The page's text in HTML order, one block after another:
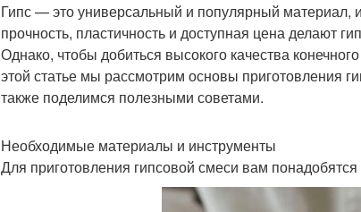
Гипс — это универсальный и популярный материал,
прочность, пластичность и доступная цена
Однако, чтобы добиться высокого качества
этой статье мы рассмотрим основы приготовления
также поделимся полезными советами.
Необходимые материалы и инструменты
Для приготовления гипсовой смеси вам